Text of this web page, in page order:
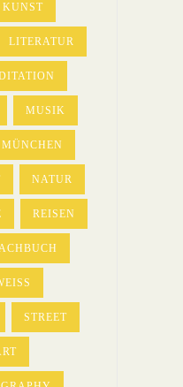
KUNST
LITERATUR
MUSIK
MÜNCHEN
NATUR
REISEN
STREET